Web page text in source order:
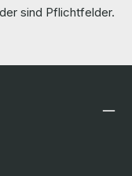
sind Pflichtfelder.